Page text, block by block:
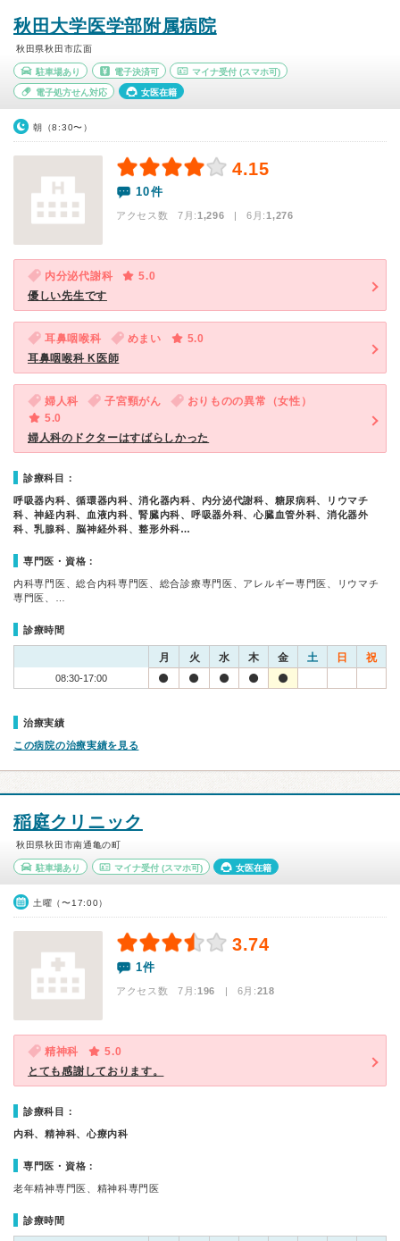
秋田大学医学部附属病院
秋田県秋田市広面
駐車場あり 電子決済可 マイナ受付 (スマホ可)
電子処方せん対応 女医在籍
朝（8:30〜）
4.15
10件
アクセス数 7月:1,296 | 6月:1,276
内分泌代謝科
5.0
優しい先生です
耳鼻咽喉科 めまい
5.0
耳鼻咽喉科 K医師
婦人科 子宮頸がん
おりものの異常（女性）
5.0
婦人科のドクターはすばらしかった
診療科目：
呼吸器内科、循環器内科、消化器内科、内分泌代謝科、糖尿病科、リウマチ
科、神経内科、血液内科、腎臓内科、呼吸器外科、心臓血管外科、消化器外
科、乳腺科、脳神経外科、整形外科…
専門医・資格：
内科専門医、総合内科専門医、総合診療専門医、アレルギー専門医、リウマチ
専門医、…
診療時間
月 火 水 木 金 土 日 祝
08:30-17:00
治療実績
この病院の治療実績を見る
稲庭クリニック
秋田県秋田市南通亀の町
駐車場あり マイナ受付(スマホ可) 女医在籍
土曜（〜17:00）
3.74
1件
アクセス数 7月:196 | 6月:218
精神科
5.0
とても感謝しております。
診療科目：
内科、精神科、心療内科
専門医・資格：
老年精神専門医、精神科専門医
診療時間